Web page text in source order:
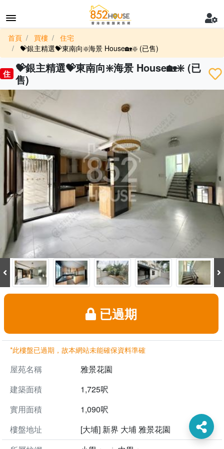
首頁 買樓
住宅
💝銀主精選💝東南向❇️海景 House🏡❇️ (已售)
住 💝銀主精選💝東南向❇️海景 House🏡❇️ (已
售)
已過期
*此樓盤已過期，故本網站未能確保資料準確
屋苑名稱
雅景花園
建築面積
1,725呎
實用面積
1,090呎
樓盤地址
[大埔] 新界 大埔 雅景花園